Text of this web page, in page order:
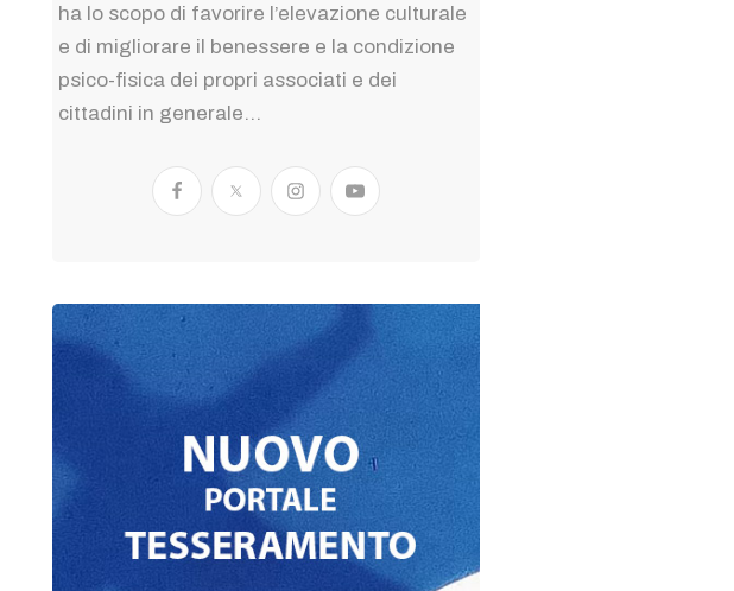
ha lo scopo di favorire l’elevazione culturale
e di migliorare il benessere e la condizione
psico-fisica dei propri associati e dei
cittadini in generale...